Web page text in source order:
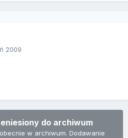
2009
do archiwum
w archiwum. Dodawanie